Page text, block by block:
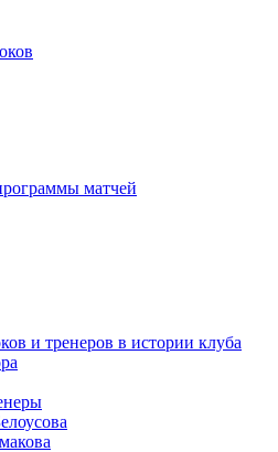
матчей
и тренеров в истории клуба